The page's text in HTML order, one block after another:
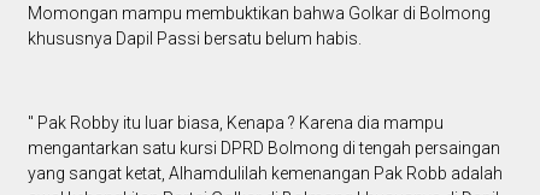
Momongan mampu membuktikan bahwa Golkar di Bolmong
khususnya Dapil Passi bersatu belum habis.
" Pak Robby itu luar biasa, Kenapa ? Karena dia mampu
mengantarkan satu kursi DPRD Bolmong di tengah persaingan
yang sangat ketat, Alhamdulilah kemenangan Pak Robb adalah